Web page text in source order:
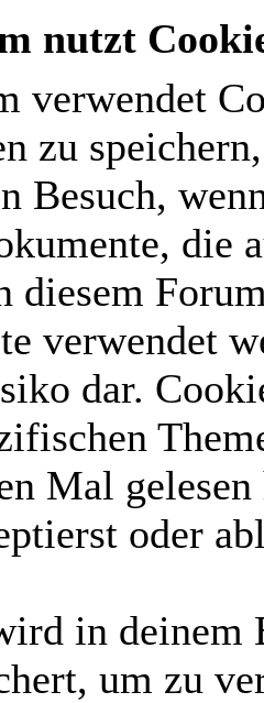
nutzt
verwendet
zu
Besuch,
die
diesem
verwendet
dar.
Mal
oder
in deinem
um zu